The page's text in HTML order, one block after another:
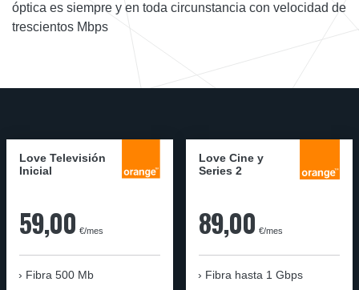
óptica es siempre y en toda circunstancia con velocidad de
trescientos Mbps
Love Televisión
Inicial
59,00 €/mes
Fibra 500 Mb
Love Cine y
Series 2
89,00 €/mes
Fibra hasta 1 Gbps